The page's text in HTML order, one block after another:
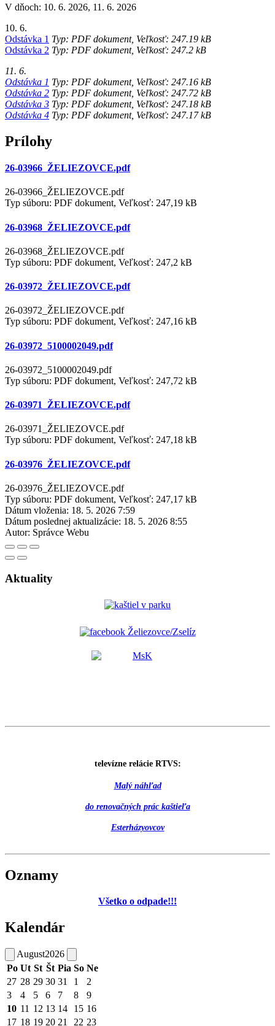
V dňoch: 10. 6. 2026, 11. 6. 2026
10. 6.
Odstávka 1 Typ: PDF dokument, Veľkosť: 247.19 kB
Odstávka 2 Typ: PDF dokument, Veľkosť: 247.2 kB
11. 6.
Odstávka 1 Typ: PDF dokument, Veľkosť: 247.16 kB
Odstávka 2 Typ: PDF dokument, Veľkosť: 247.72 kB
Odstávka 3 Typ: PDF dokument, Veľkosť: 247.18 kB
Odstávka 4 Typ: PDF dokument, Veľkosť: 247.17 kB
Prílohy
26-03966_ŽELIEZOVCE.pdf
26-03966_ŽELIEZOVCE.pdf
Typ súboru: PDF dokument, Veľkosť: 247,19 kB
26-03968_ŽELIEZOVCE.pdf
26-03968_ŽELIEZOVCE.pdf
Typ súboru: PDF dokument, Veľkosť: 247,2 kB
26-03972_ŽELIEZOVCE.pdf
26-03972_ŽELIEZOVCE.pdf
Typ súboru: PDF dokument, Veľkosť: 247,16 kB
26-03972_5100002049.pdf
26-03972_5100002049.pdf
Typ súboru: PDF dokument, Veľkosť: 247,72 kB
26-03971_ŽELIEZOVCE.pdf
26-03971_ŽELIEZOVCE.pdf
Typ súboru: PDF dokument, Veľkosť: 247,18 kB
26-03976_ŽELIEZOVCE.pdf
26-03976_ŽELIEZOVCE.pdf
Typ súboru: PDF dokument, Veľkosť: 247,17 kB
Dátum vloženia: 18. 5. 2026 7:59
Dátum poslednej aktualizácie: 18. 5. 2026 8:55
Autor: Správce Webu
Aktuality
televízne relácie RTVS:
Malý náhľad
do renovačných prác kaštieľa
Esterházyovcov
Oznamy
Všetko o odpade!!!
Kalendár
August2026
Po Ut St Št Pia So Ne
27 28 29 30 31 1
2
3
4 5 6 7 8
9
10 11 12 13 14 15 16
17 18 19 20 21 22 23